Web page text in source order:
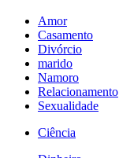
Amor
Casamento
Divórcio
marido
Namoro
Relacionamento
Sexualidade
Ciência